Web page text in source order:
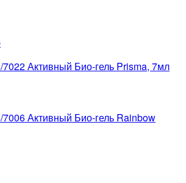
Активный Био-гель Prisma, 7мл
Активный Био-гель Rainbow